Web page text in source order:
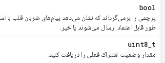
bool
طور قابل اعتماد ارسال می‌شوند یا خیر.
uint8_t
مقدار وضعیت اشتراک فعلی را دریافت کنید.